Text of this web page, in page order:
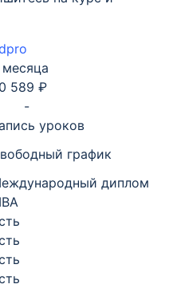
589 ₽
-
уроков
график
диплом